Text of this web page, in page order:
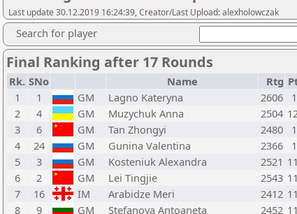
Last update 30.12.2019 16:24:39, Creator/Last Upload: alexholowczak
Search for player
Final Ranking after 17 Rounds
Rk. SNo Name Rtg
1
1 GM Lagno Kateryna 2606
2
4 GM Muzychuk Anna 2504
3
6 GM Tan Zhongyi 2480
4
24 GM Gunina Valentina 2366
5
3 GM Kosteniuk Alexandra 2521
6
2 GM Lei Tingjie 2543
7
16 IM Arabidze Meri 2412
8
9 GM Stefanova Antoaneta 2452